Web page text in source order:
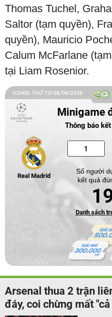
Thomas Tuchel,
Saltor (tạm quyền),
quyền), Mauricio
Calum McFarlane
tại Liam Rosenior.
Minigame
Thông báo
Real Madrid
Số người
kết quả
Danh sách
Arsenal thua 2 trận
đáy, coi chừng mất